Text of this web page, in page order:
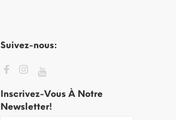
Suivez-nous:
Inscrivez-Vous À Notre
Newsletter!